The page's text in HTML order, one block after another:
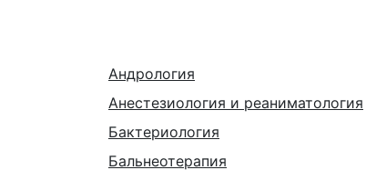
Андрология
Анестезиология и реаниматология
Бактериология
Бальнеотерапия